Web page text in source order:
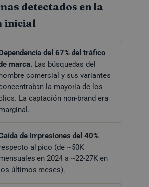
detectados en la
inicial
Dependencia del 67% del tráfico
marca. Las búsquedas del
nombre comercial y sus variantes
la mayoría de los
La captación non-brand era
marginal.
de impresiones del 40%
respecto al pico (de ~50K
mensuales en 2024 a ~22-27K en
los últimos meses).